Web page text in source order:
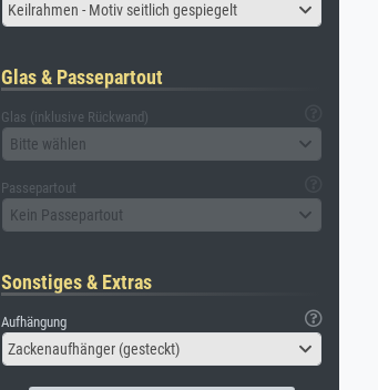
Keilrahmen - Motiv seitlich gespiegelt
Glas & Passepartout
Glas (inklusive Rückwand)
Bitte wählen
Passepartout
Kein Passepartout
Sonstiges & Extras
Aufhängung
Zackenaufhänger (gesteckt)